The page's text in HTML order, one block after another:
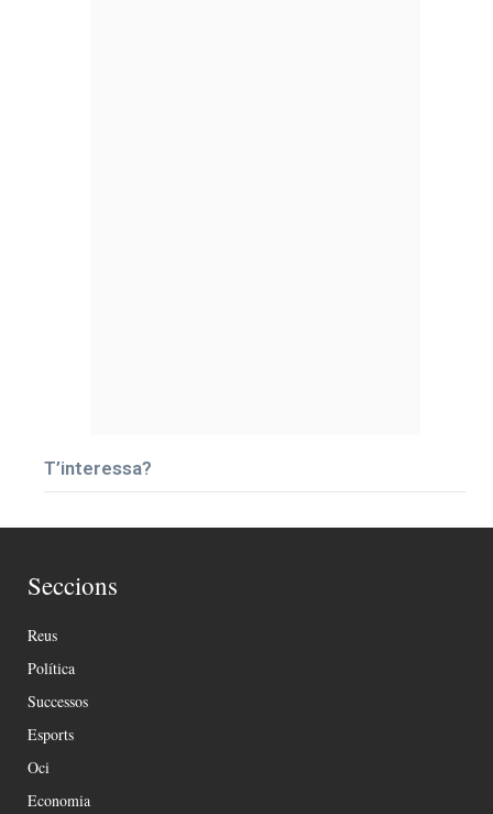
T’interessa?
Seccions
Reus
Política
Successos
Esports
Oci
Economia